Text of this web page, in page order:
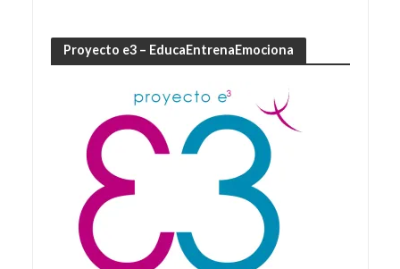
Proyecto e3 – EducaEntrenaEmociona